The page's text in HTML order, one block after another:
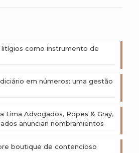
como instrumento de
em números: uma gestão
Lima Advogados, Ropes & Gray,
anuncian nombramientos
boutique de contencioso